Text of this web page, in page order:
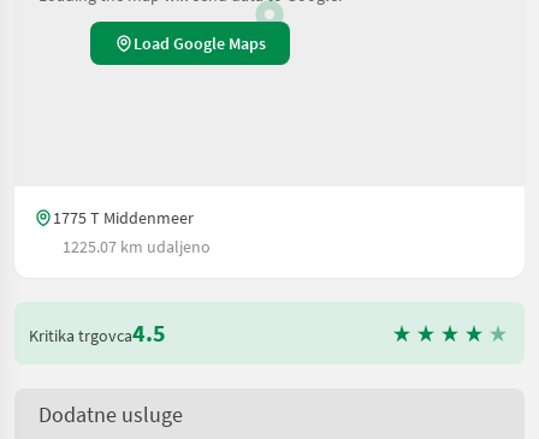
Load Google Maps
1775 T Middenmeer
1225.07 km udaljeno
Kritika trgovca4.5
Dodatne usluge